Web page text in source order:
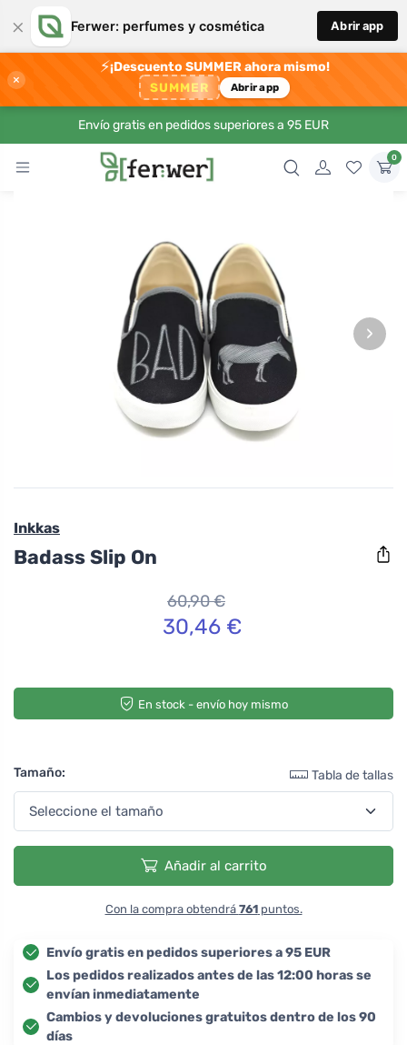
× Ferwer: perfumes y cosmética Abrir app
×
⚡¡Descuento SUMMER ahora mismo!
SUMMER Abrir app
Envío gratis en pedidos superiores a 95 EUR
0
›
Inkkas
Badass Slip On
60,90 €
30,46 €
En stock - envío hoy mismo
Tamaño: Tabla de tallas
Añadir al carrito
Con la compra obtendrá 761puntos.
Envío gratis en pedidos superiores a 95 EUR
Los pedidos realizados antes de las 12:00 horas se
envían inmediatamente
Cambios y devoluciones gratuitos dentro de los 90
días